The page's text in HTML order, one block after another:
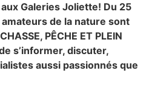
Galeries Joliette! Du 25
de la nature sont
PÊCHE ET PLEIN
s’informer, discuter,
aussi passionnés que